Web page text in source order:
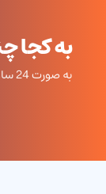
به کجا
به صورت 24 ساعته هفت روز هفته، آماده خدمت رسانی به شما